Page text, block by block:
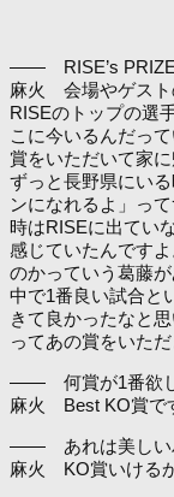
―― RISE’s PRIZE
麻火 会場やゲスト
RISEのトップの選
こに今いるんだっ
賞をいただいて家
ずっと長野県にい
ンになれるよ」っ
時はRISEに出てい
感じていたんです
のかっていう葛藤
中で1番良い試合と
きて良かったなと
ってあの賞をいただ
―― 何賞が1番欲し
麻火 Best KO賞で
―― あれは美しい
麻火 KO賞いける